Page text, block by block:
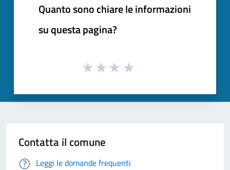
Quanto sono chiare le informazioni
su questa pagina?
Contatta il comune
Leggi le domande frequenti